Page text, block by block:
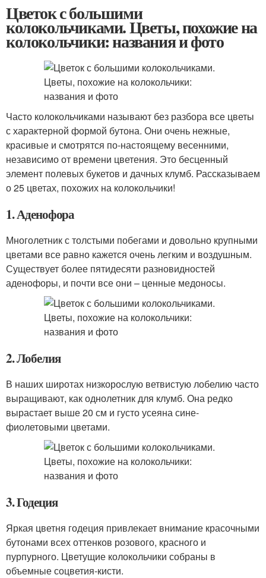
Цветок с большими
колокольчиками. Цветы, похожие на
колокольчики: названия и фото
Часто колокольчиками называют без разбора все цветы
с характерной формой бутона. Они очень нежные,
красивые и смотрятся по-настоящему весенними,
независимо от времени цветения. Это бесценный
элемент полевых букетов и дачных клумб. Рассказываем
о 25 цветах, похожих на колокольчики!
1. Аденофора
Многолетник с толстыми побегами и довольно крупными
цветами все равно кажется очень легким и воздушным.
Существует более пятидесяти разновидностей
аденофоры, и почти все они – ценные медоносы.
2. Лобелия
В наших широтах низкорослую ветвистую лобелию часто
выращивают, как однолетник для клумб. Она редко
вырастает выше 20 см и густо усеяна сине-
фиолетовыми цветами.
3. Годеция
Яркая цветня годеция привлекает внимание красочными
бутонами всех оттенков розового, красного и
пурпурного. Цветущие колокольчики собраны в
объемные соцветия-кисти.